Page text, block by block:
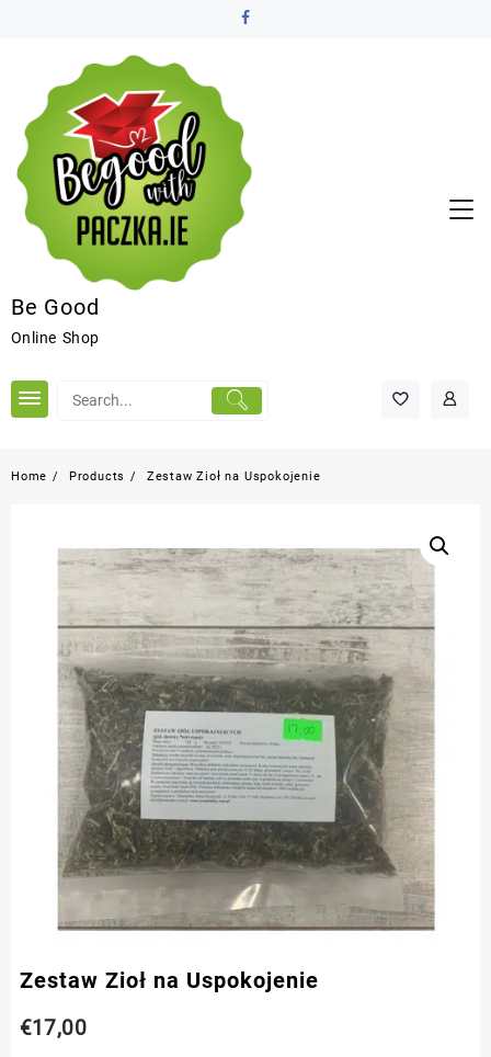
Be Good
Online Shop
Home Products Zestaw Zioł na Uspokojenie
Zestaw Zioł na Uspokojenie
€17,00